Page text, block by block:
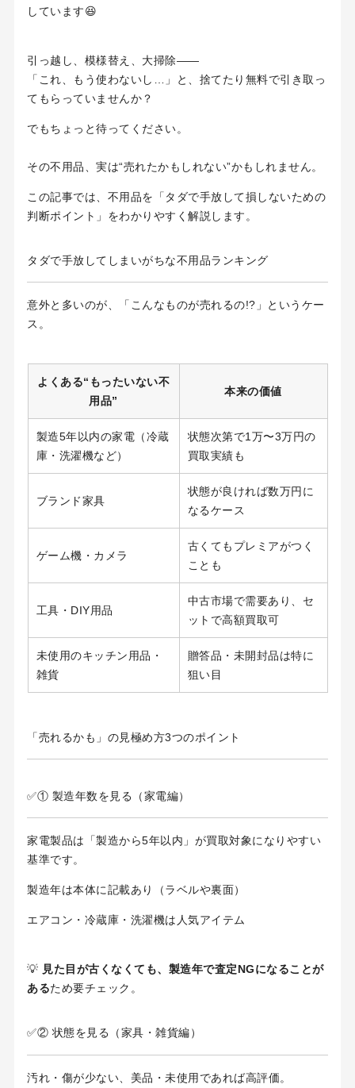
しています😆
引っ越し、模様替え、大掃除――
「これ、もう使わないし…」と、捨てたり無料で引き取っ
てもらっていませんか？
でもちょっと待ってください。
その不用品、実は“売れたかもしれない”かもしれません。
この記事では、不用品を「タダで手放して損しないための
判断ポイント」をわかりやすく解説します。
タダで手放してしまいがちな不用品ランキング
意外と多いのが、「こんなものが売れるの!?」というケー
ス。
よくある“もったいない不
用品”
本来の価値
製造5年以内の家電（冷蔵
庫・洗濯機など）
状態次第で1万〜3万円の
買取実績も
ブランド家具
状態が良ければ数万円に
なるケース
ゲーム機・カメラ
古くてもプレミアがつく
ことも
工具・DIY用品
中古市場で需要あり、セ
ットで高額買取可
未使用のキッチン用品・
雑貨
贈答品・未開封品は特に
狙い目
「売れるかも」の見極め方3つのポイント
✅① 製造年数を見る（家電編）
家電製品は「製造から5年以内」が買取対象になりやすい
基準です。
製造年は本体に記載あり（ラベルや裏面）
エアコン・冷蔵庫・洗濯機は人気アイテム
💡 見た目が古くなくても、製造年で査定NGになることが
あるため要チェック。
✅② 状態を見る（家具・雑貨編）
汚れ・傷が少ない、美品・未使用であれば高評価。